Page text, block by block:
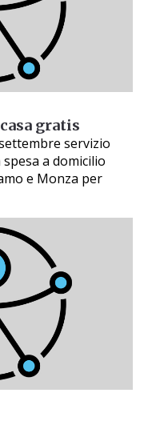
gratis
servizio
a domicilio
e Monza per